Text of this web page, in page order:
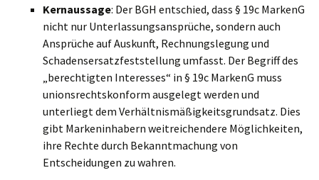
Kernaussage: Der BGH entschied, dass § 19c MarkenG
nicht nur Unterlassungsansprüche, sondern auch
Ansprüche auf Auskunft, Rechnungslegung und
Schadensersatzfeststellung umfasst. Der Begriff des
„berechtigten Interesses“ in § 19c MarkenG muss
unionsrechtskonform ausgelegt werden und
unterliegt dem Verhältnismäßigkeitsgrundsatz. Dies
gibt Markeninhabern weitreichendere Möglichkeiten,
ihre Rechte durch Bekanntmachung von
Entscheidungen zu wahren.